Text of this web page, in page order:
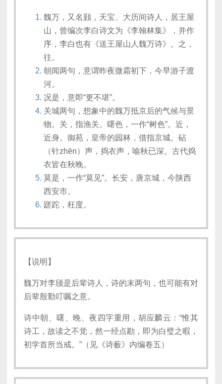
魏万，又名颢，天宝、大历间诗人，居王屋
山，曾编次李白诗文为《李翰林集》，并作
序，李白也有《送王屋山人魏万诗》。之，
往。
朝闻两句，意谓昨夜微霜初下，今早游子渡
河。
况是，意即“更不堪”。
关城两句，想象中的魏万抵京后的气候与景
物。关，指渔关。曙色，一作“树色”。近，
近身。御苑，皇帝的园林，借指京城。砧
（针zhēn）声，捣衣声，喻秋已深。古代捣
衣皆在秋晚。
莫是，一作“莫见”。长安，唐京城，今陕西
西安市。
蹉跎，枉度。
【说明】
魏万对李颀是后辈诗人，诗的末两句，也可能有对
后辈殷勤叮嘱之意。
诗中朝、曙、晚、夜四字重用，胡应麟云：“惟其
诗工，故读之不觉，然一经点勘，即为白璧之暇，
初学首所当戒。”（见《诗薮》内编卷五）